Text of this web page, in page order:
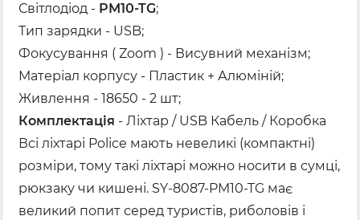
Світлодіод - PM10-TG;
Тип зарядки - USB;
Фокусування ( Zoom ) - Висувний механізм;
Матеріал корпусу - Пластик + Алюміній;
Живлення - 18650 - 2 шт;
Комплектація - Ліхтар / USB Кабель / Коробка
Всі ліхтарі Police мають невеликі (компактні)
розміри, тому такі ліхтарі можно носити в сумці,
рюкзаку чи кишені. SY-8087-PM10-TG має
великий попит серед туристів, риболовів і